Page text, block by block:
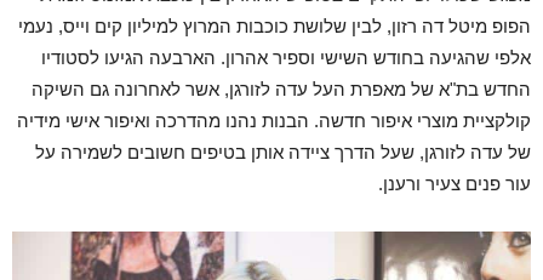
הפופ מיטל דה רזון, לבין שלושת כוכבות המרוץ למיליון קים וייס, נעמי
אלפי שהגיעה בחודש השישי וספיר אהרון. הארבעה הגיעו לסטודיו
החדש בת"א של מאפרת העל עדה לזורגן, אשר לאחרונה גם השיקה
קולקציית מוצרי איפור חדשה. הבנות נהנו מהדרכה ואיפור אישי מידיה
של עדה לזורגן, שעל הדרך ציידה אותן בטיפים חשובים לשמירה על
עור פנים צעיר ורענן.